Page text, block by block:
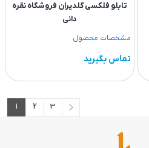
تابلو فلکسی گلدیران فروشگاه نقره
دانی
مشخصات محصول
تماس بگیرید
1 2 3